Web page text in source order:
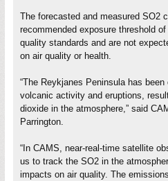
The forecasted and measured SO2
recommended exposure threshold
quality standards and are not
on air quality or health.
“The Reykjanes Peninsula has
volcanic activity and eruptions,
dioxide in the atmosphere,” said
Parrington.
“In CAMS, near-real-time satellite
us to track the SO2 in the
impacts on air quality. The